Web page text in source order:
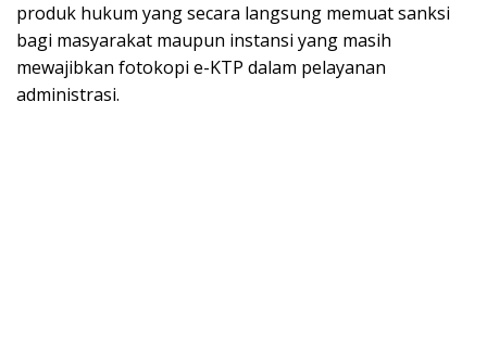
produk hukum yang secara langsung memuat sanksi
bagi masyarakat maupun instansi yang masih
mewajibkan fotokopi e-KTP dalam pelayanan
administrasi.